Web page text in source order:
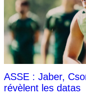
ASSE : Jaber,
révèlent les datas